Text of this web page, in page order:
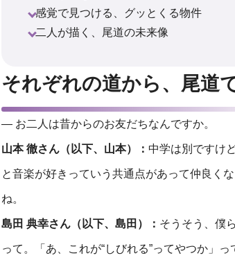
感覚で見つける、グッとくる物件
二人が描く、尾道の未来像
それぞれの道から、尾道
― お二人は昔からのお友だちなんですか。
山本 徹さん（以下、山本）： 中学は別ですけ
と音楽が好きっていう共通点があって仲良く
ね。
島田 典幸さん（以下、島田）： そうそう、僕
って。「あ、これが“しびれる”ってやつか」っ